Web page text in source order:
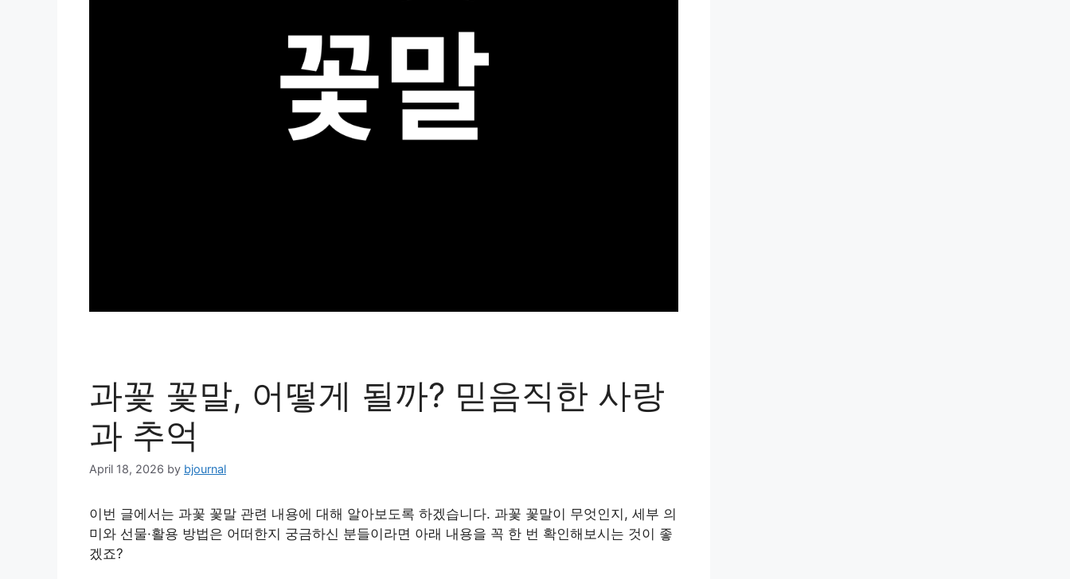
과꽃 꽃말, 어떻게 될까? 믿음직한 사랑
과 추억
April 18, 2026 by bjournal
이번 글에서는 과꽃 꽃말 관련 내용에 대해 알아보도록 하겠습니다. 과꽃 꽃말이 무엇인지, 세부 의
미와 선물·활용 방법은 어떠한지 궁금하신 분들이라면 아래 내용을 꼭 한 번 확인해보시는 것이 좋
겠죠?